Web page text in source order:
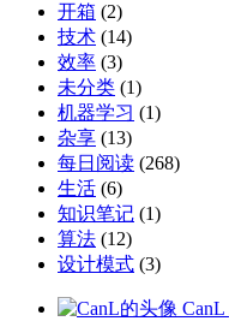
开箱 (2)
技术 (14)
效率 (3)
未分类 (1)
机器学习 (1)
杂享 (13)
每日阅读 (268)
生活 (6)
知识笔记 (1)
算法 (12)
设计模式 (3)
CanL